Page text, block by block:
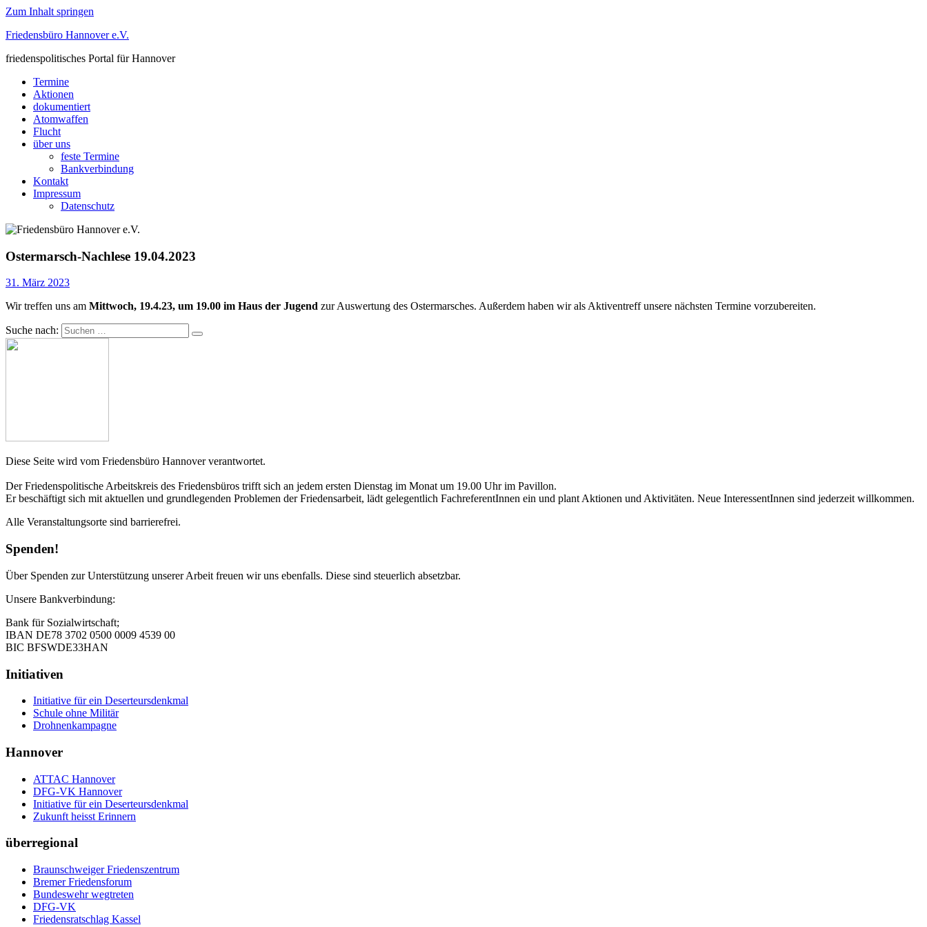
Zum Inhalt springen
Friedensbüro Hannover e.V.
friedenspolitisches Portal für Hannover
Termine
Aktionen
dokumentiert
Atomwaffen
Flucht
über uns
feste Termine
Bankverbindung
Kontakt
Impressum
Datenschutz
Ostermarsch-Nachlese 19.04.2023
31. März 2023
Wir treffen uns am Mittwoch, 19.4.23, um 19.00 im Haus der Jugend zur Auswertung des Ostermarsches. Außerdem haben wir als Aktiventreff unsere nächsten Termine vorzubereiten.
Suche nach:
Diese Seite wird vom Friedensbüro Hannover verantwortet.
Der Friedenspolitische Arbeitskreis des Friedensbüros trifft sich an jedem ersten Dienstag im Monat um 19.00 Uhr im Pavillon.
Er beschäftigt sich mit aktuellen und grundlegenden Problemen der Friedensarbeit, lädt gelegentlich FachreferentInnen ein und plant Aktionen und Aktivitäten. Neue InteressentInnen sind jederzeit willkommen.
Alle Veranstaltungsorte sind barrierefrei.
Spenden!
Über Spenden zur Unterstützung unserer Arbeit freuen wir uns ebenfalls. Diese sind steuerlich absetzbar.
Unsere Bankverbindung:
Bank für Sozialwirtschaft;
IBAN DE78 3702 0500 0009 4539 00
BIC BFSWDE33HAN
Initiativen
Initiative für ein Deserteursdenkmal
Schule ohne Militär
Drohnenkampagne
Hannover
ATTAC Hannover
DFG-VK Hannover
Initiative für ein Deserteursdenkmal
Zukunft heisst Erinnern
überregional
Braunschweiger Friedenszentrum
Bremer Friedensforum
Bundeswehr wegtreten
DFG-VK
Friedensratschlag Kassel